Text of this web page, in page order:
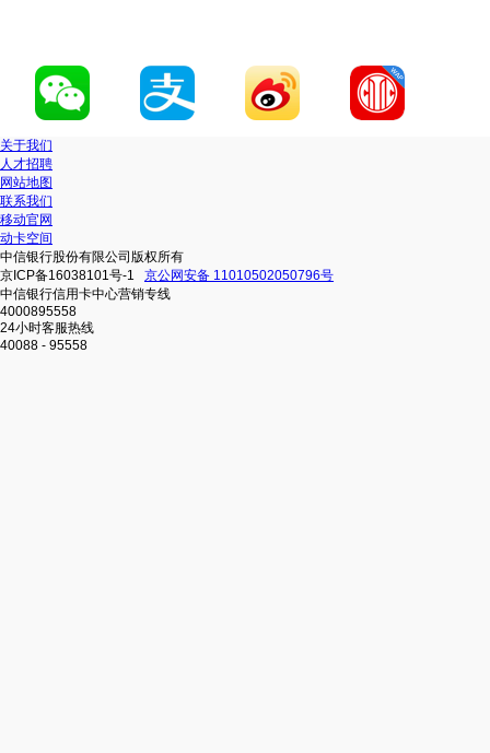
关于我们
人才招聘
网站地图
联系我们
移动官网
动卡空间
中信银行股份有限公司版权所有
京ICP备16038101号-1
京公网安备 11010502050796号
中信银行信用卡中心营销专线
4000895558
24小时客服热线
40088 - 95558